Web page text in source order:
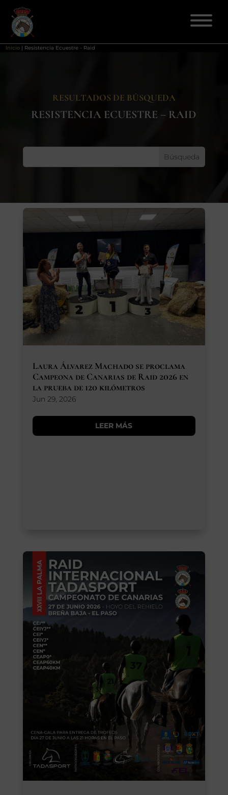
FEDERACIÓN
ENSEÑANZA
CALENDARIO
ACTUALIDAD
928 366 908//
mcarmensecretaria@federacioncanariadehipica.com
620 019 666
Tenerife
922 256 601 administracion@federacioncanariadehipica.com
Inicio | Resistencia Ecuestre - Raid
RESULTADOS DE BÚSQUEDA
RESISTENCIA ECUESTRE – RAID
Laura Álvarez Machado se proclama
Campeona de Canarias de Raid 2026 en
la prueba de 120 kilómetros
Jun 29, 2026
LEER MÁS